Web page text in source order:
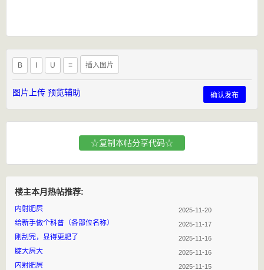
B I U ≡ 插入图片
图片上传 预览辅助 确认发布
☆复制本帖分享代码☆
楼主本月热帖推荐:
内射肥屄 2025-11-20
给新手做个科普（各部位名称） 2025-11-17
刚刮完，显得更肥了 2025-11-16
腚大屄大 2025-11-16
内射肥屄 2025-11-15